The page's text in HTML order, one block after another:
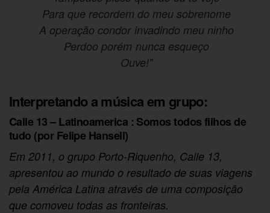
Para que recordem do meu sobrenome
A operação condor invadindo meu ninho
Perdoo porém nunca esqueço
Ouve!”
Interpretando a música em grupo:
Calle 13 – Latinoamerica : Somos todos filhos de
tudo (por Felipe Hansell)
Em 2011, o grupo Porto-Riquenho, Calle 13,
apresentou ao mundo o resultado de suas viagens
pela América Latina através de uma composição
que comoveu todas as fronteiras.